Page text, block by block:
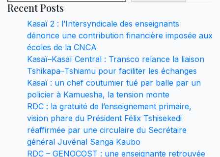
Recent Posts
Kasaï 2 : l’Intersyndicale des enseignants
dénonce une contribution financière imposée aux
écoles de la CNCA
Kasaï–Kasaï Central : Transco relance la liaison
Tshikapa–Tshiamu pour faciliter les échanges
Kasaï : un chef coutumier tué par balle par un
policier à Kamuesha, la tension monte
RDC : la gratuité de l’enseignement primaire,
vision phare du Président Félix Tshisekedi
réaffirmée par une circulaire du Secrétaire
général Juvénal Sanga Kaubo
RDC – GENOCOST : une enseignante retrouvée